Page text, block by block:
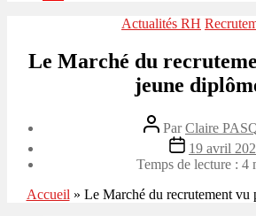
Catégories
Actualités RH
Le Marché du
jeune
Auteur
de
l’article
ParClaire
Date
de
19 avril
Temps de lecture : 4
Accueil » Le Marché du recrutement vu